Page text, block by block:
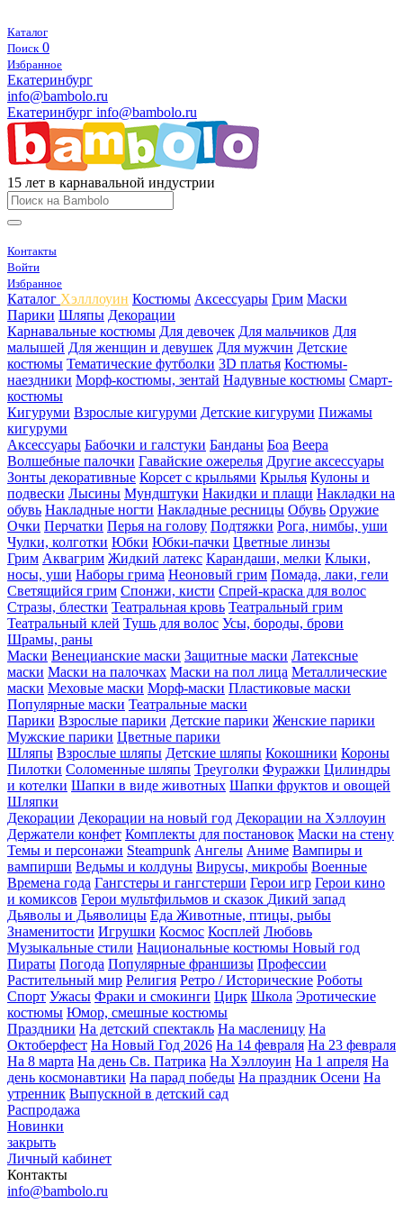
Каталог
Поиск 0
Избранное
Екатеринбург
info@bambolo.ru
Екатеринбург info@bambolo.ru
15 лет в карнавальной индустрии
Контакты
Войти
Избранное
Каталог Хэлллоуин Костюмы Аксессуары Грим Маски
Парики Шляпы Декорации
Карнавальные костюмы Для девочек Для мальчиков Для
малышей Для женщин и девушек Для мужчин Детские
костюмы Тематические футболки 3D платья Костюмы-
наездники Морф-костюмы, зентай Надувные костюмы Смарт-
костюмы
Кигуруми Взрослые кигуруми Детские кигуруми Пижамы
кигуруми
Аксессуары Бабочки и галстуки Банданы Боа Веера
Волшебные палочки Гавайские ожерелья Другие аксессуары
Зонты декоративные Корсет с крыльями Крылья Кулоны и
подвески Лысины Мундштуки Накидки и плащи Накладки на
обувь Накладные ногти Накладные ресницы Обувь Оружие
Очки Перчатки Перья на голову Подтяжки Рога, нимбы, уши
Чулки, колготки Юбки Юбки-пачки Цветные линзы
Грим Аквагрим Жидкий латекс Карандаши, мелки Клыки,
носы, уши Наборы грима Неоновый грим Помада, лаки, гели
Светящийся грим Спонжи, кисти Спрей-краска для волос
Стразы, блестки Театральная кровь Театральный грим
Театральный клей Тушь для волос Усы, бороды, брови
Шрамы, раны
Маски Венецианские маски Защитные маски Латексные
маски Маски на палочках Маски на пол лица Металлические
маски Меховые маски Морф-маски Пластиковые маски
Популярные маски Театральные маски
Парики Взрослые парики Детские парики Женские парики
Мужские парики Цветные парики
Шляпы Взрослые шляпы Детские шляпы Кокошники Короны
Пилотки Соломенные шляпы Треуголки Фуражки Цилиндры
и котелки Шапки в виде животных Шапки фруктов и овощей
Шляпки
Декорации Декорации на новый год Декорации на Хэллоуин
Держатели конфет Комплекты для постановок Маски на стену
Темы и персонажи Steampunk Ангелы Аниме Вампиры и
вампирши Ведьмы и колдуны Вирусы, микробы Военные
Времена года Гангстеры и гангстерши Герои игр Герои кино
и комиксов Герои мультфильмов и сказок Дикий запад
Дьяволы и Дьяволицы Еда Животные, птицы, рыбы
Знаменитости Игрушки Космос Косплей Любовь
Музыкальные стили Национальные костюмы Новый год
Пираты Погода Популярные франшизы Профессии
Растительный мир Религия Ретро / Исторические Роботы
Спорт Ужасы Фраки и смокинги Цирк Школа Эротические
костюмы Юмор, смешные костюмы
Праздники На детский спектакль На масленицу На
Октоберфест На Новый Год 2026 На 14 февраля На 23 февраля
На 8 марта На день Св. Патрика На Хэллоуин На 1 апреля На
день космонавтики На парад победы На праздник Осени На
утренник Выпускной в детский сад
Распродажа
Новинки
закрыть
Личный кабинет
Контакты
info@bambolo.ru